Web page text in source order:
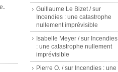
Guillaume Le Bizet /sur
Incendies : une catastrophe
nullement imprévisible
Isabelle Meyer /sur Incendies
: une catastrophe nullement
imprévisible
Pierre O. /sur Incendies : une